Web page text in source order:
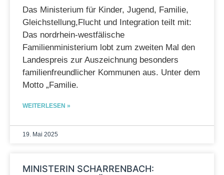
Das Ministerium für Kinder, Jugend, Familie,
Gleichstellung,Flucht und Integration teilt mit:
Das nordrhein-westfälische
Familienministerium lobt zum zweiten Mal den
Landespreis zur Auszeichnung besonders
familienfreundlicher Kommunen aus. Unter dem
Motto „Familie.
WEITERLESEN »
19. Mai 2025
MINISTERIN SCHARRENBACH: